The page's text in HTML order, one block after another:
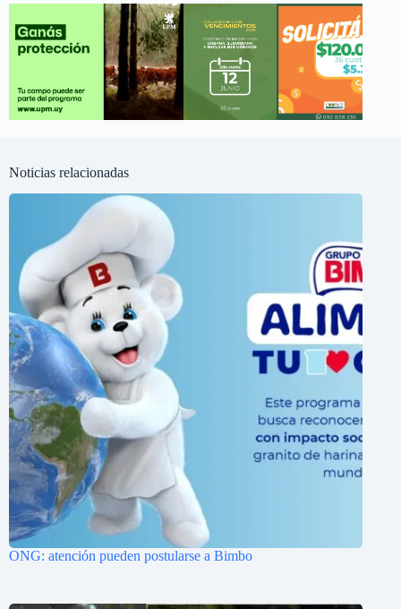
Noticias relacionadas
ONG: atención pueden postularse a Bimbo